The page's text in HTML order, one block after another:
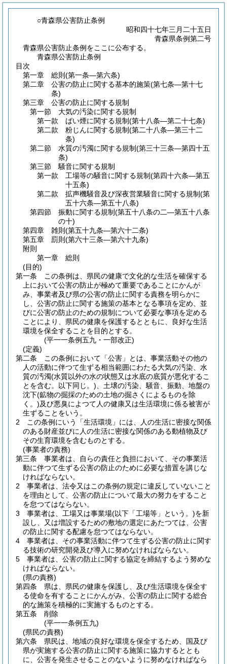
○青森県公害防止条例
昭和四十七年三月二十五日
青森県条例第二号
青森県公害防止条例をここに公布する。
青森県公害防止条例
目次
第一章
総則 (第一条―第六条)
第二章
公害の防止に関する基本的施策(第七条―第十七
条)
第三章
公害の防止に関する規制
第一節
大気の汚染に関する規制
第一款
ばい煙に関する規制(第十八条―第二十七条)
第二款
粉じんに関する規制(第二十八条―第三十二
条)
第二節
水質の汚濁に関する規制(第三十三条―第四十五
条)
第三節
騒音に関する規制
第一款
工場等の騒音に関する規制(第四十六条―第五
十五条)
第二款
拡声機騒音及び深夜営業騒音に関する規制(第
五十六条―第五十八条)
第四節
振動に関する規制(第五十八条の二―第五十八条
の十)
第四章
雑則 (第五十九条―第六十二条)
第五章
罰則 (第六十三条―第六十九条)
附則
第一章
総則
(目的)
第一条
この条例は、県民の健康で文化的な生活を確保する
上において公害の防止が極めて重要であることにかんが
み、事業者及び県の公害の防止に関する責務を明らかに
し、公害の防止に関する施策の基本となる事項を定め、並
びに公害の防止のための規制について必要な事項を定める
ことにより、県民の健康を保護するとともに、良好な生活
環境を保全することを目的とする。
(平一一条例五九・一部改正)
(定義)
第二条
この条例において「公害」とは、事業活動その他の
人の活動に伴つて生ずる相当範囲にわたる大気の汚染、水
質の汚濁(水質以外の水の状態又は水底の底質が悪化するこ
とを含む。以下同じ。) 、土壌の汚染、騒音、振動、地盤の
沈下(鉱物の掘採のための土地の掘さくによるものを除
く。)及び悪臭によつて人の健康又は生活環境に係る被害が
生ずることをいう。
2
この条例にいう「生活環境」には、人の生活に密接な関係
のある財産並びに人の生活に密接な関係のある動植物及び
その生育環境を含むものとする。
(事業者の責務)
第三条
事業者は、自らの責任と負担において、その事業活
動に伴つて生ずる公害の防止のために必要な措置を講じな
ければならない。
2
事業者は、法令又はこの条例の規定に違反していないこと
を理由として、公害の防止について最大の努力をすること
を怠つてはならない。
3
事業者は、工場又は事業場(以下「工場等」という。)を新
設し、又は増設するための敷地の選定にあたつては、公害
の防止に関する配慮を怠つてはならない。
4
事業者は、その事業活動に伴つて生ずる公害の防止に関す
る技術の研究開発及び導入に努めなければならない。
5
事業者は、公害の防止に関する協定を締結するよう努めな
ければならない。
(県の責務)
第四条
県は、県民の健康を保護し、及び生活環境を保全す
る使命を有することにかんがみ、公害の防止に関する総合
的な施策を積極的に実施するものとする。
第五条
削除
(平一一条例五九)
(県民の責務)
第六条
県民は、地域の良好な環境を保全するため、国及び
県が実施する公害の防止に関する施策に協力するととも
に、公害を発生させることのないように努めなければなら